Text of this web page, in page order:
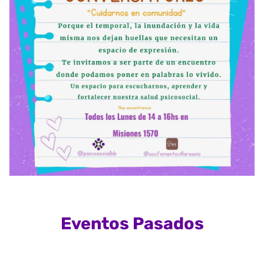
Eventos Pasados